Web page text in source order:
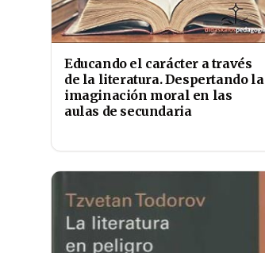
Educando el carácter a través
de la literatura. Despertando la
imaginación moral en las
aulas de secundaria